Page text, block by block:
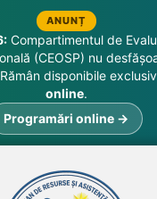
ANUNȚ
Compartimentul de
(CEOSP) nu
disponibile exclusiv
online.
Programări online →